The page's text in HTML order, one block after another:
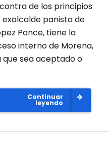
de los principios
exalcalde panista de
Ponce, tiene la
interno de Morena,
que sea aceptado o
Continuar
leyendo